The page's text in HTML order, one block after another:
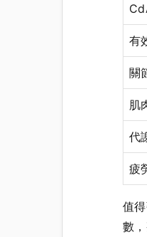
有
關
肌
代
疲
值
數